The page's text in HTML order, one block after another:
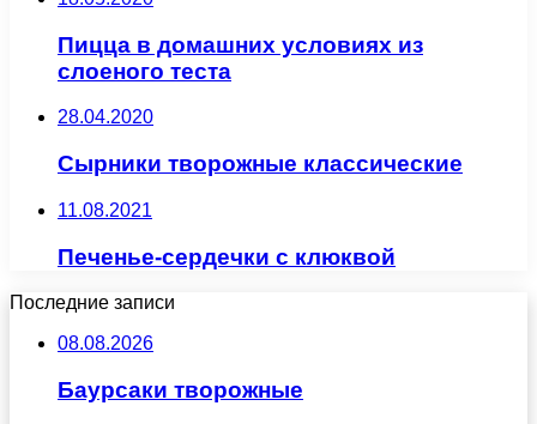
Пицца в домашних условиях из
слоеного теста
28.04.2020
Сырники творожные классические
11.08.2021
Печенье-сердечки с клюквой
Последние записи
08.08.2026
Баурсаки творожные